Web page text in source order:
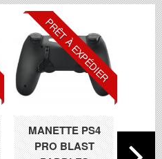
PRÊT À EXPÉDIER
MANETTE PS4
PRO BLAST